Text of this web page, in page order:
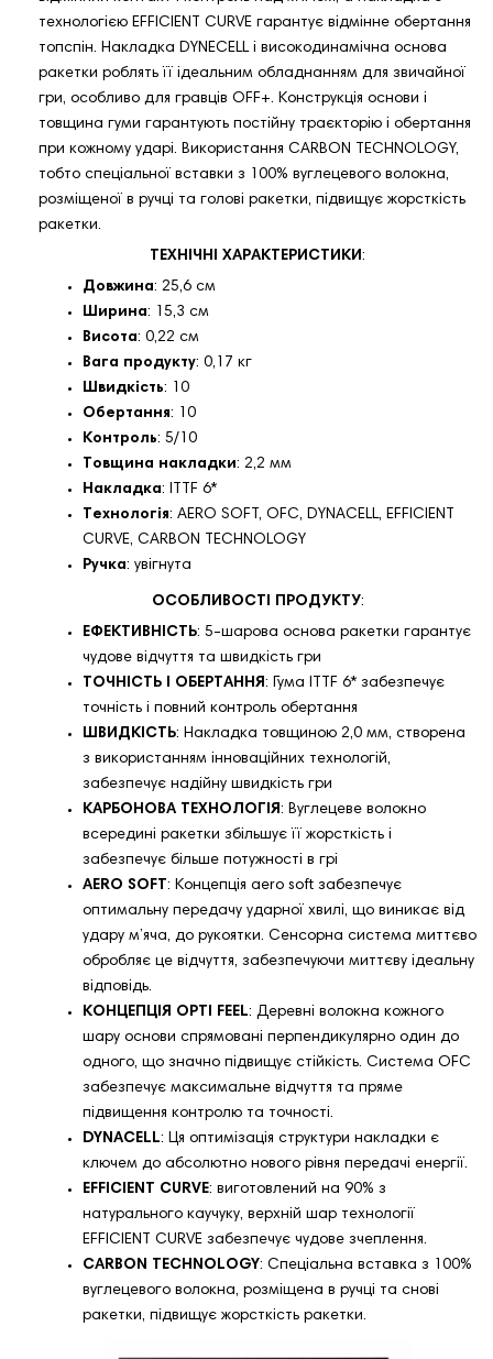
технологією EFFICIENT CURVE гарантує відмінне обертання
топспін. Накладка DYNECELL і високодинамічна основа
ракетки роблять її ідеальним обладнанням для звичайної
гри, особливо для гравців OFF+. Конструкція основи і
товщина гуми гарантують постійну траєкторію і обертання
при кожному ударі. Використання CARBON TECHNOLOGY,
тобто спеціальної вставки з 100% вуглецевого волокна,
розміщеної в ручці та голові ракетки, підвищує жорсткість
ракетки.
ТЕХНІЧНІ ХАРАКТЕРИСТИКИ:
Довжина: 25,6 см
Ширина: 15,3 см
Висота: 0,22 см
Вага продукту: 0,17 кг
Швидкість: 10
Обертання: 10
Контроль: 5/10
Товщина накладки: 2,2 мм
Накладка: ITTF 6*
Технологія: AERO SOFT, OFC, DYNACELL, EFFICIENT
CURVE, CARBON TECHNOLOGY
Ручка: увігнута
ОСОБЛИВОСТІ ПРОДУКТУ:
ЕФЕКТИВНІСТЬ: 5-шарова основа ракетки гарантує
чудове відчуття та швидкість гри
ТОЧНІСТЬ І ОБЕРТАННЯ: Гума ITTF 6* забезпечує
точність і повний контроль обертання
ШВИДКІСТЬ: Накладка товщиною 2,0 мм, створена
з використанням інноваційних технологій,
забезпечує надійну швидкість гри
КАРБОНОВА ТЕХНОЛОГІЯ: Вуглецеве волокно
всередині ракетки збільшує її жорсткість і
забезпечує більше потужності в грі
AERO SOFT : Концепція aero soft забезпечує
оптимальну передачу ударної хвилі, що виникає від
удару м’яча, до рукоятки. Сенсорна система миттєво
обробляє це відчуття, забезпечуючи миттєву ідеальну
відповідь.
КОНЦЕПЦІЯ OPTI FEEL: Деревні волокна кожного
шару основи спрямовані перпендикулярно один до
одного, що значно підвищує стійкість. Система OFC
забезпечує максимальне відчуття та пряме
підвищення контролю та точності.
DYNACELL: Ця оптимізація структури накладки є
ключем до абсолютно нового рівня передачі енергії.
EFFICIENT CURVE: виготовлений на 90% з
натурального каучуку, верхній шар технології
EFFICIENT CURVE забезпечує чудове зчеплення.
CARBON TECHNOLOGY: Спеціальна вставка з 100%
вуглецевого волокна, розміщена в ручці та снові
ракетки, підвищує жорсткість ракетки.